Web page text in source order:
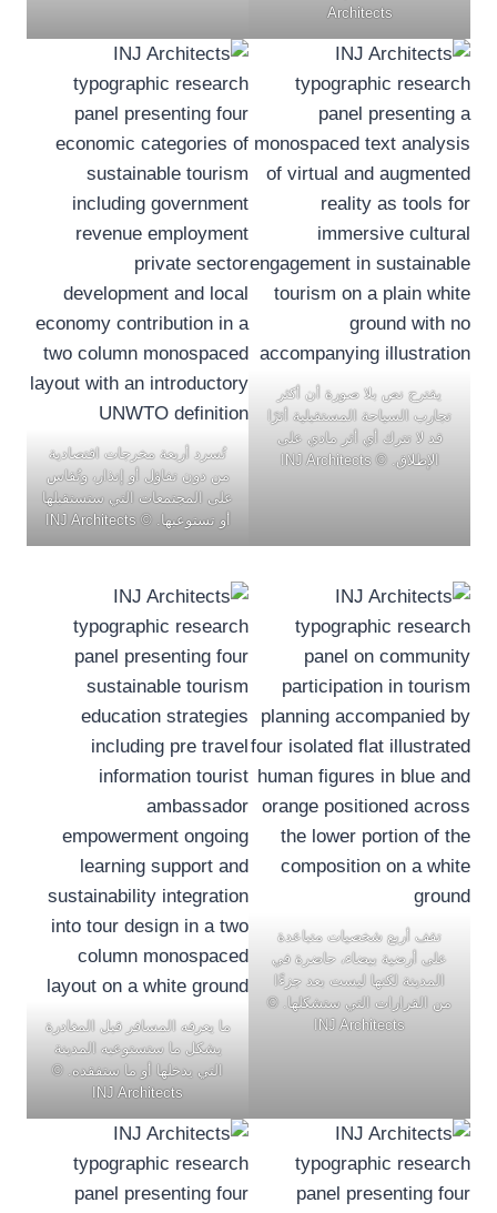
Architects
يقترح نص بلا صورة أن أكثر
تجارب السياحة المستقبلية أثرًا
قد لا تترك أي أثر مادي على
الإطلاق. © INJ Architects
تُسرد أربعة مخرجات اقتصادية
من دون تفاؤل أو إنذار، وتُقاس
على المجتمعات التي ستستقبلها
أو تستوعبها. © INJ Architects
تقف أربع شخصيات متباعدة
على أرضية بيضاء، حاضرة في
المدينة لكنها ليست بعد جزءًا
من القرارات التي ستشكلها. ©
INJ Architects
ما يعرفه المسافر قبل المغادرة
يشكل ما ستستوعبه المدينة
التي يدخلها أو ما ستفقده. ©
INJ Architects